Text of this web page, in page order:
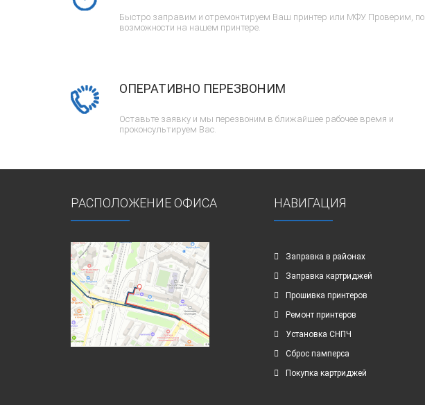
Быстро заправим и отремонтируем Ваш принтер или МФУ. Проверим, по
возможности на нашем принтере.
ОПЕРАТИВНО ПЕРЕЗВОНИМ
Оставьте заявку и мы перезвоним в ближайшее рабочее время и
проконсультируем Вас.
РАСПОЛОЖЕНИЕ ОФИСА НАВИГАЦИЯ
Заправка в районах
Заправка картриджей
Прошивка принтеров
Ремонт принтеров
Установка СНПЧ
Сброс памперса
Покупка картриджей